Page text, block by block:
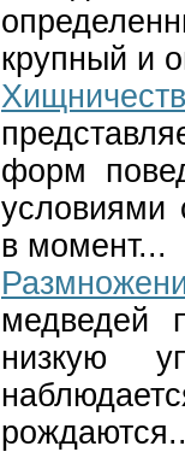
крупный и
форм
условиями
в момент...
медведей
низкую